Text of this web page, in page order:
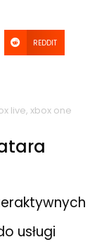
REDDIT
live, xbox one
usługi